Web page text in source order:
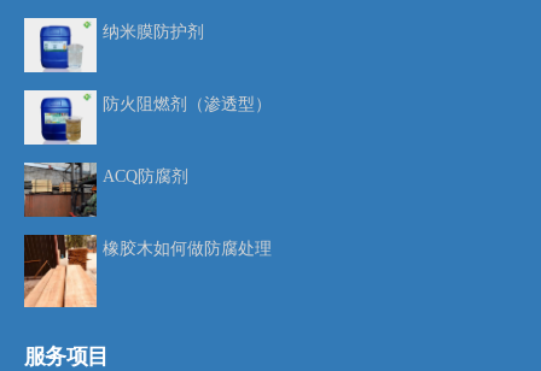
纳米膜防护剂
防火阻燃剂（渗透型）
ACQ防腐剂
橡胶木如何做防腐处理
服务项目